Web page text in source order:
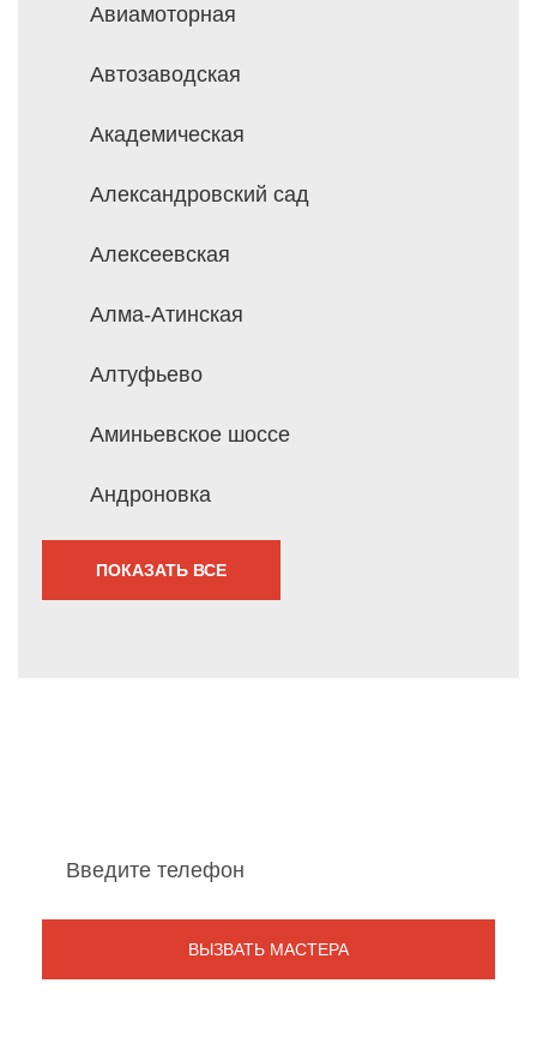
Авиамоторная
Автозаводская
Академическая
Александровский сад
Алексеевская
Алма-Атинская
Алтуфьево
Аминьевское шоссе
Андроновка
ПОКАЗАТЬ ВСЕ